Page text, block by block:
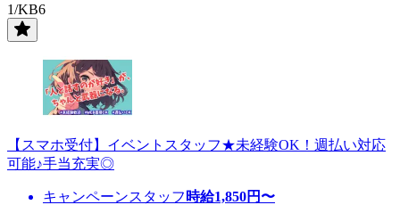
1/KB6
【スマホ受付】イベントスタッフ★未経験OK！週払い対応
可能♪手当充実◎
キャンペーンスタッフ 時給1,850円〜